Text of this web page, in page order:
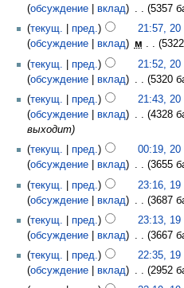
обсуждение
вклад 5357
текущ.
пред. 21:57, 20
обсуждение
вклад м
текущ.
пред. 21:52, 20
обсуждение
вклад 5320
текущ.
пред. 21:43, 20
обсуждение
вклад 4328
выходит
текущ.
пред. 00:19, 20
обсуждение
вклад 3655
текущ.
пред. 23:16, 19
обсуждение
вклад 3687
текущ.
пред. 23:13, 19
обсуждение
вклад 3667
текущ.
пред. 22:35, 19
обсуждение
вклад 2952